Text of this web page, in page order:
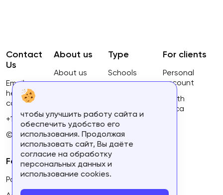
About us
About us
Terms of
use
Type
Schools
For clients
Personal
account
South
Africa
For partners
Partner's personal account
Contact
Us
Email:
hello@ca-
courses.com
+16134168460
© 2023.
чтобы улучшить работу сайта и
обеспечить удобство его
использования. Продолжая
использовать сайт, Вы даёте
согласие на обработку
персональных данных и
использование cookies.